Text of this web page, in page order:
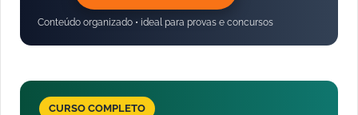
Conteúdo organizado • ideal para provas e concursos
CURSO COMPLETO